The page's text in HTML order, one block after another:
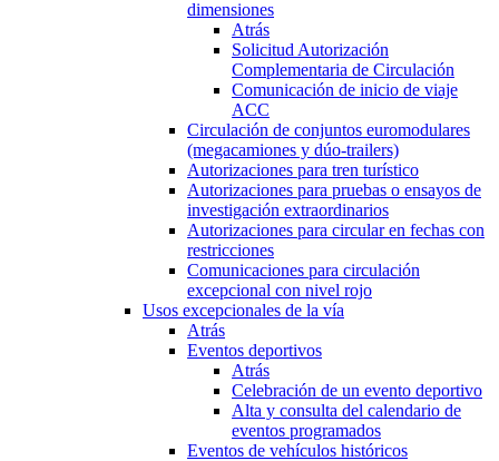
dimensiones
Atrás
Solicitud Autorización
Complementaria de Circulación
Comunicación de inicio de viaje
ACC
Circulación de conjuntos euromodulares
(megacamiones y dúo-trailers)
Autorizaciones para tren turístico
Autorizaciones para pruebas o ensayos de
investigación extraordinarios
Autorizaciones para circular en fechas con
restricciones
Comunicaciones para circulación
excepcional con nivel rojo
Usos excepcionales de la vía
Atrás
Eventos deportivos
Atrás
Celebración de un evento deportivo
Alta y consulta del calendario de
eventos programados
Eventos de vehículos históricos